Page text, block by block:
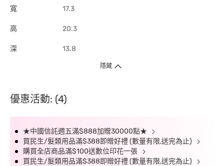
寬 17.3
高 20.3
深 13.8
隱藏
優惠活動: (4)
★中國信託週五滿$888加贈30000點★
買民生/髮類用品滿$388即贈好禮 (數量有限,送完為止)
購買全店商品滿$100送數位印花一張
買民生/髮類用品滿$388即贈好禮 (數量有限,送完為止)